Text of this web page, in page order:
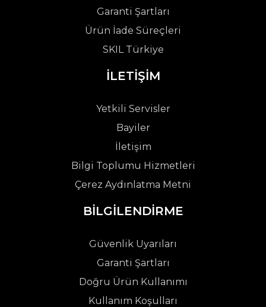
Garanti Şartları
Ürün İade Süreçleri
SKIL Türkiye
İLETİŞİM
Yetkili Servisler
Bayiler
İletişim
Bilgi Toplumu Hizmetleri
Çerez Aydınlatma Metni
BİLGİLENDİRME
Güvenlik Uyarıları
Garanti Şartları
Doğru Ürün Kullanımı
Kullanım Koşulları